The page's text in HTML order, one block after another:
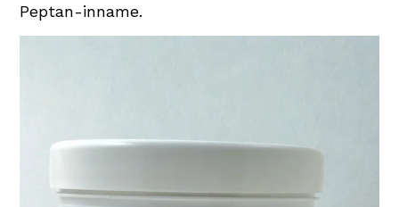
Peptan-inname.